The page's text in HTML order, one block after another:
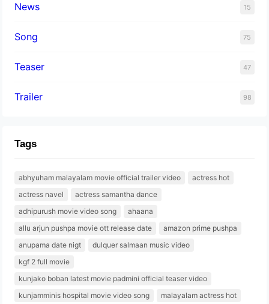
News 15
Song 75
Teaser 47
Trailer 98
Tags
abhyuham malayalam movie official trailer video
actress hot
actress navel
actress samantha dance
adhipurush movie video song
ahaana
allu arjun pushpa movie ott release date
amazon prime pushpa
anupama date nigt
dulquer salmaan music video
kgf 2 full movie
kunjako boban latest movie padmini official teaser video
kunjamminis hospital movie video song
malayalam actress hot